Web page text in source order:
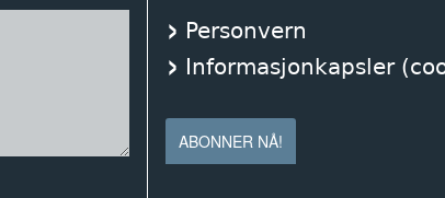
Personvern
Informasjonkapsler